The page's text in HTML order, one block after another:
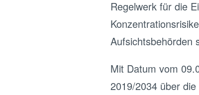
Regelwerk für die
Aufsichtsbehörden
Mit Datum vom
2019/2034 über